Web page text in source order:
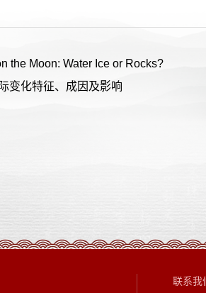
the Moon: Water Ice or Rocks?
变化特征、成因及影响
联系我